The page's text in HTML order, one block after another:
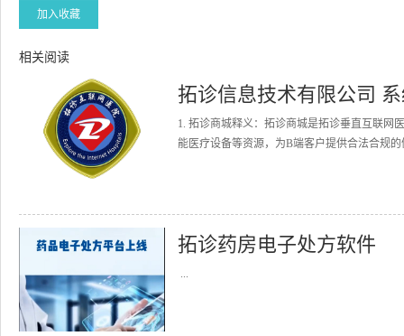
加入收藏
相关阅读
拓诊信息技术有限公司
1. 拓诊商城释义：拓诊商城是拓诊垂直互联网
能医疗设备等资源，为B端客户提供合法合规
拓诊药房电子处方软件
...